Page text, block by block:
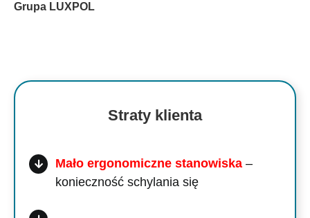
Grupa LUXPOL
Straty klienta
Mało ergonomiczne stanowiska –
konieczność schylania się